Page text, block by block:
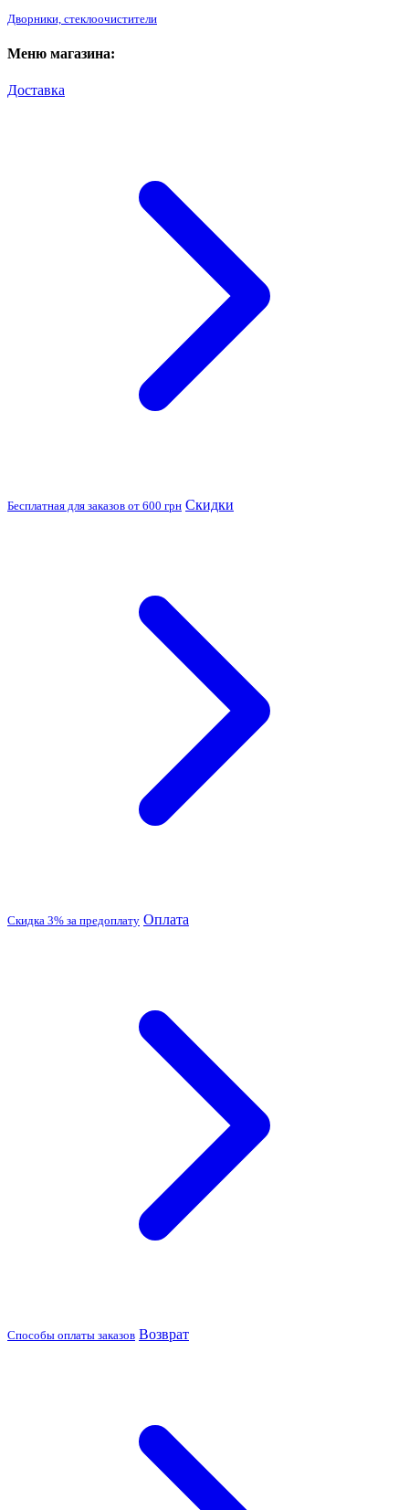
Дворники, стеклоочистители
Меню магазина:
Доставка
Бесплатная для заказов от 600 грн Скидки
Скидка 3% за предоплату Оплата
Способы оплаты заказов Возврат